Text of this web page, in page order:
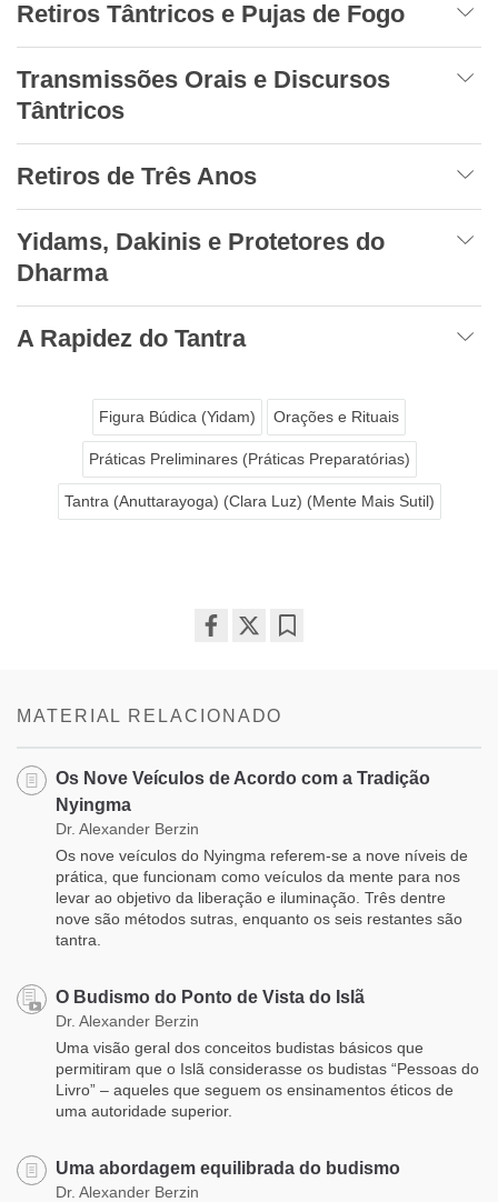
Retiros Tântricos e Pujas de Fogo
Transmissões Orais e Discursos
Tântricos
Retiros de Três Anos
Yidams, Dakinis e Protetores do
Dharma
A Rapidez do Tantra
Figura Búdica (Yidam) Orações e Rituais
Práticas Preliminares (Práticas Preparatórias)
Tantra (Anuttarayoga) (Clara Luz) (Mente Mais Sutil)
MATERIAL RELACIONADO
Os Nove Veículos de Acordo com a Tradição
Nyingma
Dr. Alexander Berzin
Os nove veículos do Nyingma referem-se a nove níveis de
prática, que funcionam como veículos da mente para nos
levar ao objetivo da liberação e iluminação. Três dentre
nove são métodos sutras, enquanto os seis restantes são
tantra.
O Budismo do Ponto de Vista do Islã
Dr. Alexander Berzin
Uma visão geral dos conceitos budistas básicos que
permitiram que o Islã considerasse os budistas “Pessoas do
Livro” – aqueles que seguem os ensinamentos éticos de
uma autoridade superior.
Uma abordagem equilibrada do budismo
Dr. Alexander Berzin